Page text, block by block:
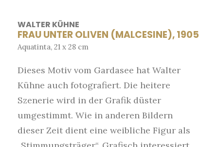
WALTER KÜHNE
FRAU UNTER OLIVEN (MALCESINE), 1905
Aquatinta, 21 x 28 cm
Dieses Motiv vom Gardasee hat Walter
Kühne auch fotografiert. Die heitere
Szenerie wird in der Grafik düster
umgestimmt. Wie in anderen Bildern
dieser Zeit dient eine weibliche Figur als